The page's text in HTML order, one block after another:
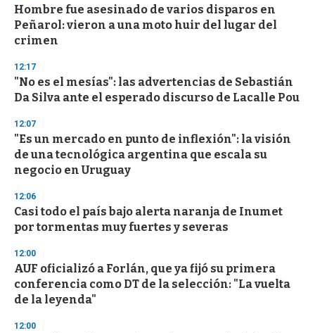
Hombre fue asesinado de varios disparos en
Peñarol: vieron a una moto huir del lugar del
crimen
12:17
"No es el mesías": las advertencias de Sebastián
Da Silva ante el esperado discurso de Lacalle Pou
12:07
"Es un mercado en punto de inflexión": la visión
de una tecnológica argentina que escala su
negocio en Uruguay
12:06
Casi todo el país bajo alerta naranja de Inumet
por tormentas muy fuertes y severas
12:00
AUF oficializó a Forlán, que ya fijó su primera
conferencia como DT de la selección: "La vuelta
de la leyenda"
12:00